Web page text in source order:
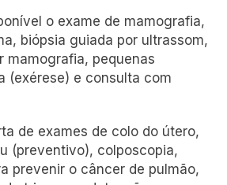
o exame de mamografia,
biópsia guiada por ultrassom,
mamografia, pequenas
(exérese) e consulta com
de exames de colo do útero,
(preventivo), colposcopia,
prevenir o câncer de pulmão,